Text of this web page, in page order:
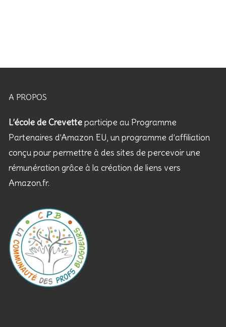
A PROPOS
L’école de Crevetteparticipe au Programme
Partenaires d’Amazon EU, un programme d’affiliation
conçu pour permettre à des sites de percevoir une
rémunération grâce à la création de liens vers
Amazon.fr.